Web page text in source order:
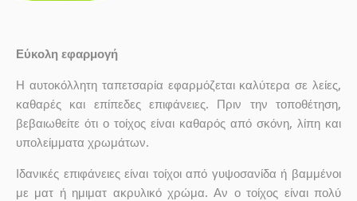
Εύκολη εφαρμογή
Η αυτοκόλλητη ταπετσαρία εφαρμόζεται καλύτερα σε λείες,
καθαρές και επίπεδες επιφάνειες. Πριν την τοποθέτηση,
βεβαιωθείτε ότι ο τοίχος είναι καθαρός από σκόνη, λίπη και
υπολείμματα χρωμάτων.
Ιδανικές επιφάνειες είναι τοίχοι από γυψοσανίδα ή βαμμένοι
με ματ ή ημιματ ακρυλικό χρώμα. Αν ο τοίχος είναι πολύ